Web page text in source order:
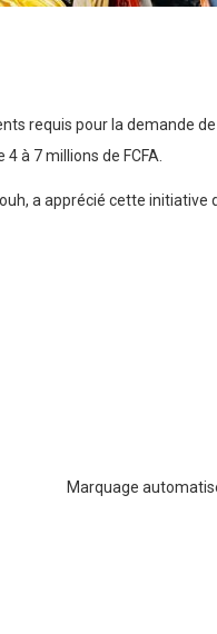
requis pour la demande
à 7 millions de FCFA.
a apprécié cette
Marquage